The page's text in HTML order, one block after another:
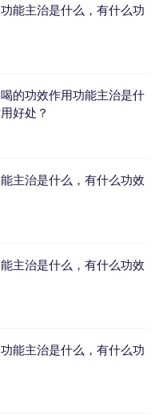
能主治是什么，有什么功
的功效作用功能主治是什
好处？
主治是什么，有什么功效
主治是什么，有什么功效
能主治是什么，有什么功